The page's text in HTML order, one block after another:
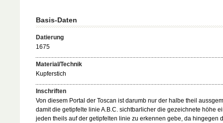
Basis-Daten
Datierung
1675
Material/Technik
Kupferstich
Inschriften
Von diesem Portal der Toscan ist darumb nur der halbe theil
damit die getipfelte linie A.B.C. sichtbarlicher die gezeichnete höhe
jeden theils auf der getipfelten linie zu erkennen gebe, da hingegen